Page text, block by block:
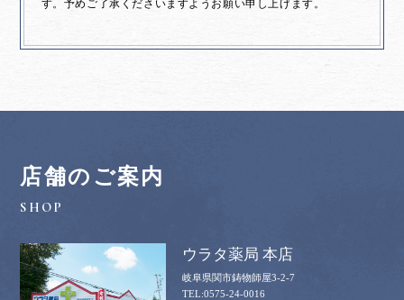
す。予めご了承くださいますようお願い申し上げます。
店舗のご案内
ウラタ薬局 本店
岐阜県関市鋳物師屋3-2-7
0575-24-0016